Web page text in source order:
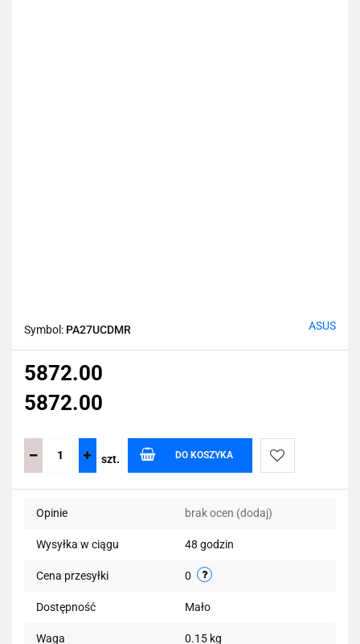
Symbol: PA27UCDMR ASUS
5872.00
5872.00
szt. DO KOSZYKA
Do
Opinie brak ocen (dodaj)
Wysyłka w ciągu 48 godzin
Cena przesyłki 0
Dostępność Mało
Waga 0.15 kg